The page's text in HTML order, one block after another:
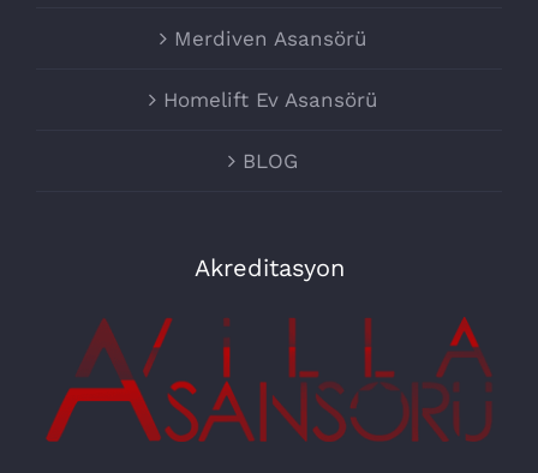
Merdiven Asansörü
Homelift Ev Asansörü
BLOG
Akreditasyon